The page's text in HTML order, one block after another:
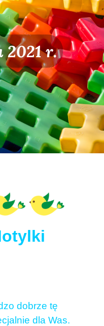
r.
dobrze tę
dla Was.